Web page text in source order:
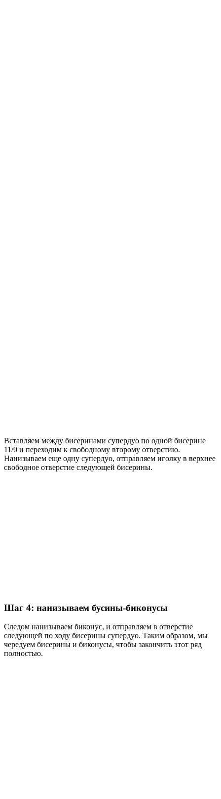
Вставляем между бисеринами супердуо по одной бисерине
11/0 и переходим к свободному второму отверстию.
Нанизываем еще одну супердуо, отправляем иголку в верхнее
свободное отверстие следующей бисерины.
Шаг 4: нанизываем бусины-биконусы
Следом нанизываем биконус, и отправляем в отверстие
следующей по ходу бисерины супердуо. Таким образом, мы
чередуем бисерины и биконусы, чтобы закончить этот ряд
полностью.